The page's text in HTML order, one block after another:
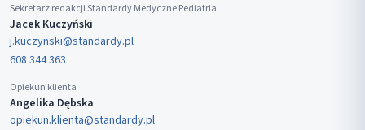
Sekretarz redakcji Standardy Medyczne Pediatria
Jacek Kuczyński
j.kuczynski@standardy.pl
608 344 363
Opiekun klienta
Angelika Dębska
opiekun.klienta@standardy.pl